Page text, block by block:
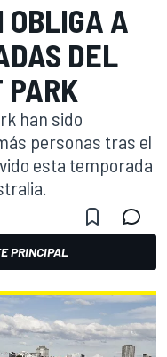
OBLIGA A
DEL
PARK
han sido
personas tras el
esta temporada
PRINCIPAL